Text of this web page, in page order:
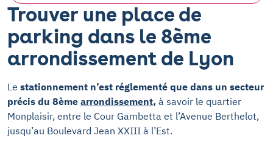
Trouver une place de
parking dans le 8ème
arrondissement de Lyon
Le stationnement n’est réglementé que dans un secteur
précis du 8ème arrondissement, à savoir le quartier
Monplaisir, entre le Cour Gambetta et l’Avenue Berthelot,
jusqu’au Boulevard Jean XXIII à l’Est.